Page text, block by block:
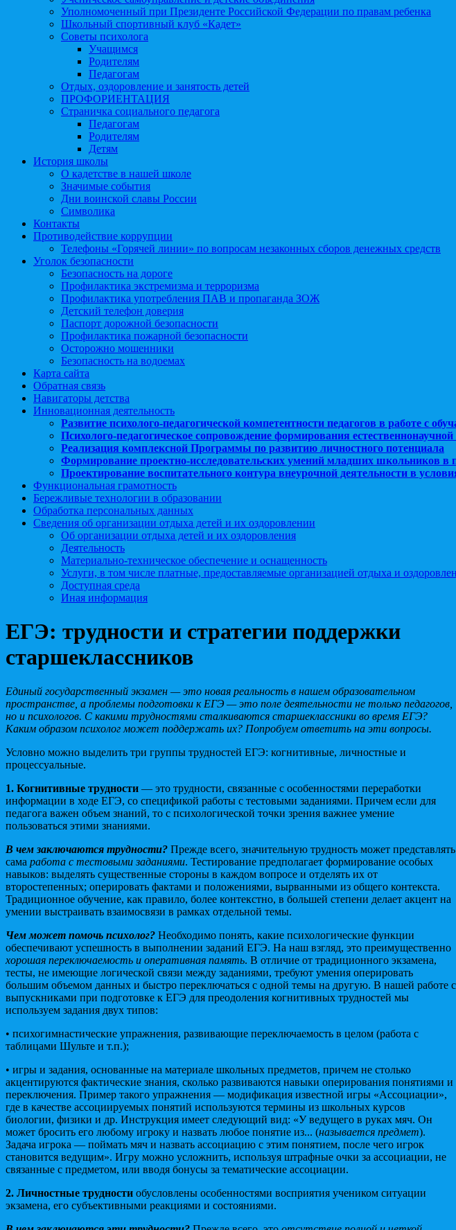
Уполномоченный при Президенте Российской Федерации по правам ребенка
Школьный спортивный клуб «Кадет»
Советы психолога
Учащимся
Родителям
Педагогам
Отдых, оздоровление и занятость детей
ПРОФОРИЕНТАЦИЯ
Страничка социального педагога
Педагогам
Родителям
Детям
История школы
О кадетстве в нашей школе
Значимые события
Дни воинской славы России
Символика
Контакты
Противодействие коррупции
Телефоны «Горячей линии» по вопросам незаконных сборов денежных средств
Уголок безопасности
Безопасность на дороге
Профилактика экстремизма и терроризма
Профилактика употребления ПАВ и пропаганда ЗОЖ
Детский телефон доверия
Паспорт дорожной безопасности
Профилактика пожарной безопасности
Осторожно мошенники
Безопасность на водоемах
Карта сайта
Обратная связь
Навигаторы детства
Инновационная деятельность
Развитие психолого-педагогической компетентности педагогов в работе с
Психолого-педагогическое сопровождение формирования
Реализация комплексной Программы по развитию личностного потенциала
Формирование проектно-исследовательских умений младших школьников в
Проектирование воспитательного контура внеурочной деятельности в
Функциональная грамотность
Бережливые технологии в образовании
Обработка персональных данных
Сведения об организации отдыха детей и их оздоровлении
Об организации отдыха детей и их оздоровления
Деятельность
Материально-техническое обеспечение и оснащенность
Услуги, в том числе платные, предоставляемые организацией отдыха и
Доступная среда
Иная информация
ЕГЭ: трудности и стратегии поддержки
старшеклассников
Единый государственный экзамен — это новая реальность в нашем образовательном
пространстве, а проблемы подготовки к ЕГЭ — это поле деятельности не только педагогов,
но и психологов. С какими трудностями сталкиваются старшеклассники во время ЕГЭ?
Каким образом психолог может поддержать их? Попробуем ответить на эти вопросы.
Условно можно выделить три группы трудностей ЕГЭ: когнитивные, личностные и
процессуальные.
1. Когнитивные трудности — это трудности, связанные с особенностями переработки
информации в ходе ЕГЭ, со спецификой работы с тестовыми заданиями. Причем если для
педагога важен объем знаний, то с психологической точки зрения важнее умение
пользоваться этими знаниями.
В чем заключаются трудности? Прежде всего, значительную трудность может представлять
сама работа с тестовыми заданиями. Тестирование предполагает формирование особых
навыков: выделять существенные стороны в каждом вопросе и отделять их от
второстепенных; оперировать фактами и положениями, вырванными из общего контекста.
Традиционное обучение, как правило, более контекстно, в большей степени делает акцент на
умении выстраивать взаимосвязи в рамках отдельной темы.
Чем может помочь психолог? Необходимо понять, какие психологические функции
обеспечивают успешность в выполнении заданий ЕГЭ. На наш взгляд, это преимущественно
хорошая переключаемость и оперативная память. В отличие от традиционного экзамена,
тесты, не имеющие логической связи между заданиями, требуют умения оперировать
большим объемом данных и быстро переключаться с одной темы на другую. В нашей работе с
выпускниками при подготовке к ЕГЭ для преодоления когнитивных трудностей мы
используем задания двух типов:
• психогимнастические упражнения, развивающие переключаемость в целом (работа с
таблицами Шульте и т.п.);
• игры и задания, основанные на материале школьных предметов, причем не столько
акцентируются фактические знания, сколько развиваются навыки оперирования понятиями и
переключения. Пример такого упражнения — модификация известной игры «Ассоциации»,
где в качестве ассоциируемых понятий используются термины из школьных курсов
биологии, физики и др. Инструкция имеет следующий вид: «У ведущего в руках мяч. Он
может бросить его любому игроку и назвать любое понятие из... (называется предмет).
Задача игрока — поймать мяч и назвать ассоциацию с этим понятием, после чего игрок
становится ведущим». Игру можно усложнить, используя штрафные очки за ассоциации, не
связанные с предметом, или вводя бонусы за тематические ассоциации.
2. Личностные трудности обусловлены особенностями восприятия учеником ситуации
экзамена, его субъективными реакциями и состояниями.